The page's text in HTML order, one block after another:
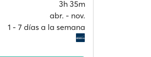
3h 35m
abr. ‐ nov.
1 ‐ 7 días a la semana